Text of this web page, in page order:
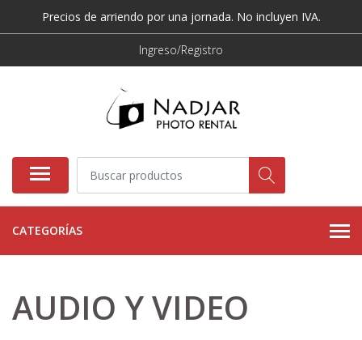
Precios de arriendo por una jornada. No incluyen IVA.
Ingreso/Registro
CATEGORÍAS
AUDIO Y VIDEO